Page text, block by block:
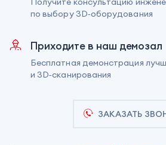
по выбору 3D‑оборудования
Приходите в наш демозал
Бесплатная демонстрация
и 3D‑сканирования
ЗАКАЗАТЬ